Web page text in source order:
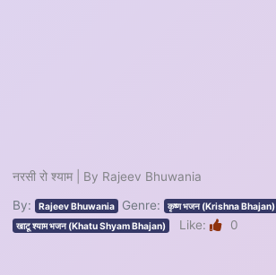
नरसी रो श्याम | By Rajeev Bhuwania
By: Rajeev Bhuwania Genre: कृष्ण भजन (Krishna Bhajan)
खाटू श्याम भजन (Khatu Shyam Bhajan)
Like: 0